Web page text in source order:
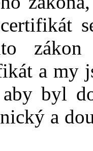
a my
byl
a